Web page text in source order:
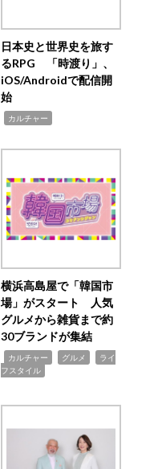
日本史と世界史を旅す
るRPG 「時渡り」、
iOS/Androidで配信開
始
カルチャー
横浜高島屋で「韓国市
場」がスタート 人気
グルメから雑貨まで約
30ブランドが集結
カルチャー グルメ
ライ
フスタイル